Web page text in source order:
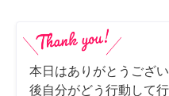
本日はありがとうござ
後自分がどう行動して